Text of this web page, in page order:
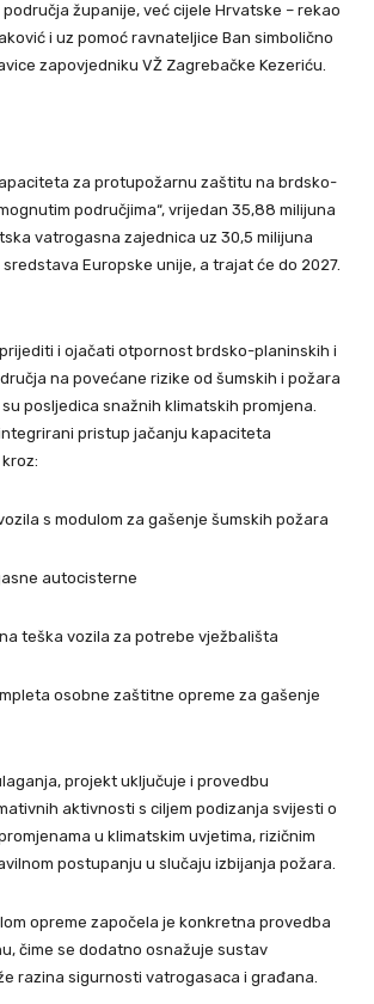
županije, već cijele Hrvatske – rekao
i uz pomoć ravnateljice Ban simbolično
zapovjedniku VŽ Zagrebačke Kezeriću.
za protupožarnu zaštitu na brdsko-
područjima“, vrijedan 35,88 milijuna
vatrogasna zajednica uz 30,5 milijuna
Europske unije, a trajat će do 2027.
i ojačati otpornost brdsko-planinskih i
na povećane rizike od šumskih i požara
posljedica snažnih klimatskih promjena.
pristup jačanju kapaciteta
s modulom za gašenje šumskih požara
autocisterne
teška vozila za potrebe vježbališta
osobne zaštitne opreme za gašenje
projekt uključuje i provedbu
aktivnosti s ciljem podizanja svijesti o
u klimatskim uvjetima, rizičnim
postupanju u slučaju izbijanja požara.
opreme započela je konkretna provedba
čime se dodatno osnažuje sustav
razina sigurnosti vatrogasaca i građana.